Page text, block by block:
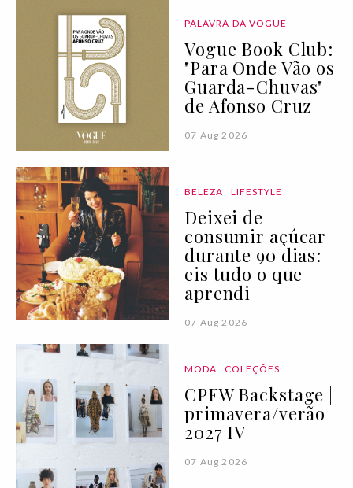
PALAVRA DA VOGUE
Vogue Book Club:
"Para Onde Vão os
Guarda-Chuvas"
de Afonso Cruz
07 Aug 2026
BELEZA LIFESTYLE
Deixei de
consumir açúcar
durante 90 dias:
eis tudo o que
aprendi
07 Aug 2026
MODA COLEÇÕES
CPFW Backstage |
primavera/verão
2027 IV
07 Aug 2026